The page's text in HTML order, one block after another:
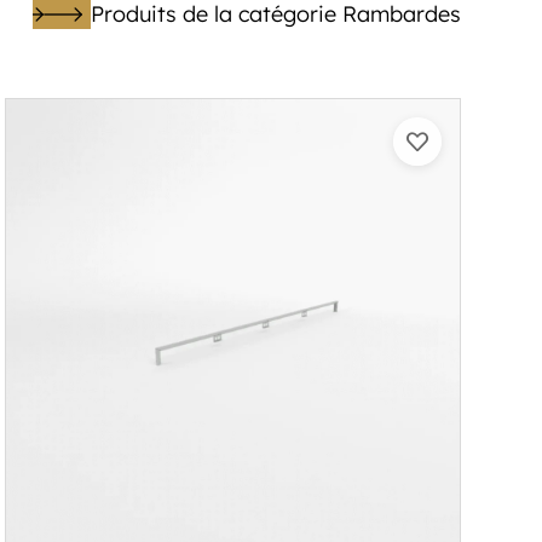
Produits de la catégorie Rambardes